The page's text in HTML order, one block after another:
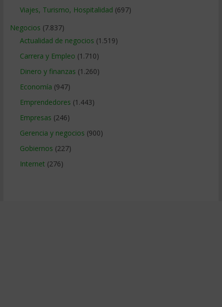
Viajes, Turismo, Hospitalidad (697)
Negocios (7.837)
Actualidad de negocios (1.519)
Carrera y Empleo (1.710)
Dinero y finanzas (1.260)
Economía (947)
Emprendedores (1.443)
Empresas (246)
Gerencia y negocios (900)
Gobiernos (227)
Internet (276)